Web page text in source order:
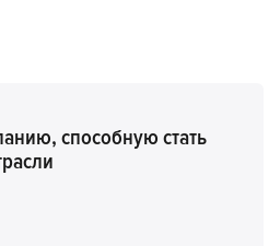
способную стать